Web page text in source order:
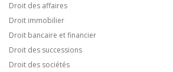
Droit des affaires
Droit immobilier
Droit bancaire et financier
Droit des successions
Droit des sociétés